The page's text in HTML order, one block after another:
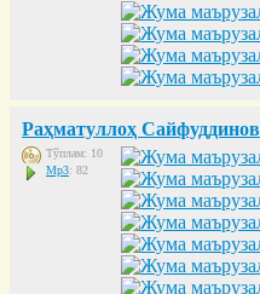
Раҳматуллоҳ Сайфуддинов
Тўплам: 10
Mp3: 82